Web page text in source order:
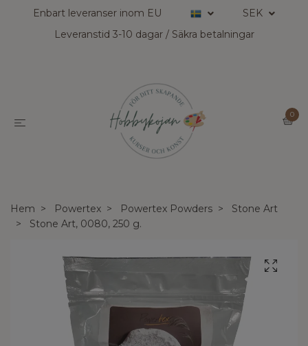
Enbart leveranser inom EU
SEK
Leveranstid 3-10 dagar / Säkra betalningar
0
Hem Powertex Powertex Powders
Stone Art
Stone Art, 0080, 250 g.